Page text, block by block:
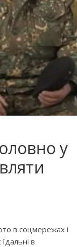
у
в соцмережах і
в